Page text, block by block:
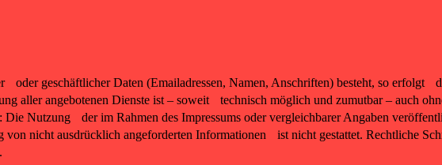
geschäftlicher Daten (Emailadressen, Namen, Anschriften) besteht, so erfolgt
aller angebotenen Dienste ist – soweit technisch möglich und zumutbar – auch
Die Nutzung der im Rahmen des Impressums oder vergleichbarer Angaben
nicht ausdrücklich angeforderten Informationen ist nicht gestattet. Rechtliche